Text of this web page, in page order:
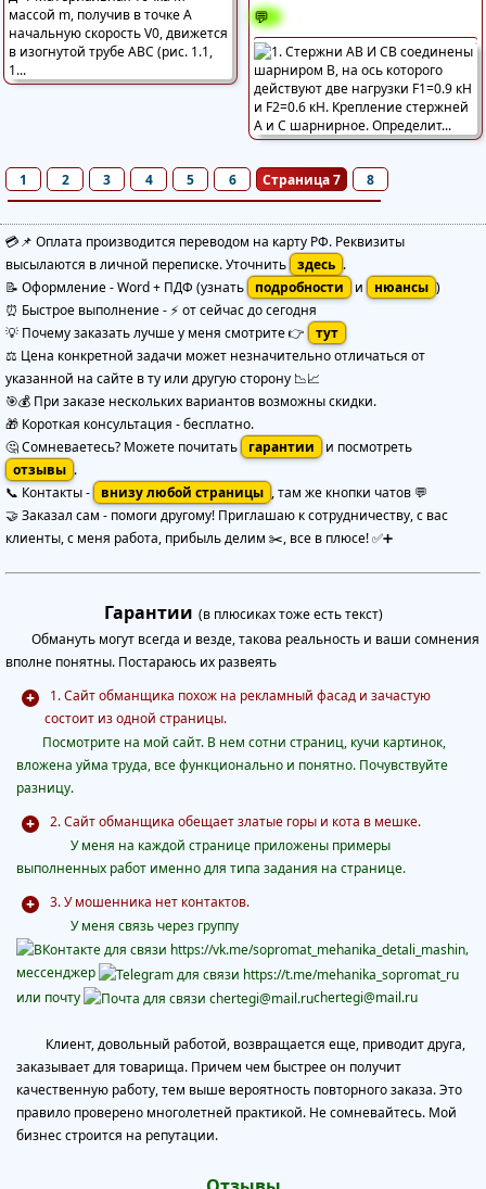
💬
1 2 3 4 5 6 Страница 7 8
💳📌 Оплата производится переводом на карту РФ. Реквизиты
высылаются в личной переписке. Уточнить здесь .
📝 Оформление-Word + ПДФ (узнать подробности и нюансы )
⏰ Быстрое выполнение- ⚡ от сейчас до сегодня
💡 Почему заказать лучше у меня смотрите 👉
тут
⚖️ Цена конкретной задачи может незначительно отличаться от
указанной на сайте в ту или другую сторону 📉📈
🎯💰 При заказе нескольких вариантов возможны скидки.
🎁 Короткая консультация - бесплатно.
🤔 Сомневаетесь? Можете почитать
гарантии
и посмотреть
отзывы .
📞 Контакты -
внизу любой страницы , там же кнопки чатов 💬
🤝 Заказал сам - помоги другому! Приглашаю к сотрудничеству, с вас
клиенты, с меня работа, прибыль делим ✂️, все в плюсе! ✅➕
Гарантии (в плюсиках тоже есть текст)
Обмануть могут всегда и везде, такова реальность и ваши сомнения
вполне понятны. Постараюсь их развеять
1. Сайт обманщика похож на рекламный фасад и зачастую
состоит из одной страницы.
Посмотрите на мой сайт. В нем сотни страниц, кучи картинок,
вложена уйма труда, все функционально и понятно. Почувствуйте
разницу.
2. Сайт обманщика обещает златые горы и кота в мешке.
У меня на каждой странице приложены примеры
выполненных работ именно для типа задания на странице.
3. У мошенника нет контактов.
У меня связь через группу
,
мессенджер
или почту
chertegi@mail.ru
Клиент, довольный работой, возвращается еще, приводит друга,
заказывает для товарища. Причем чем быстрее он получит
качественную работу, тем выше вероятность повторного заказа. Это
правило проверено многолетней практикой. Не сомневайтесь. Мой
бизнес строится на репутации.